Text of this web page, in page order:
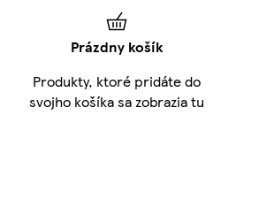
Prázdny košík
Produkty, ktoré pridáte do
svojho košíka sa zobrazia tu